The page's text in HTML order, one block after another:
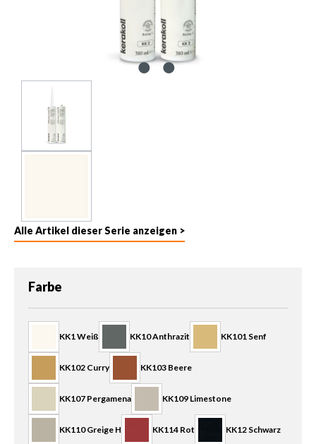
Alle Artikel dieser Serie anzeigen >
Farbe
KK1 Weiß KK10 Anthrazit KK101 Senf
KK102 Curry KK103 Beere
KK107 Pergamena KK109 Limestone
KK110 Greige H KK114 Rot KK12 Schwarz